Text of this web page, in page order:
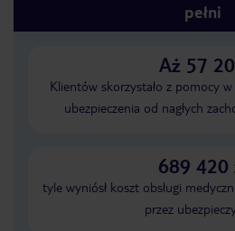
pełni
Aż 57
Klientów skorzystało z pomocy
ubezpieczenia od nagłych
689 420
tyle wyniósł koszt obsługi
przez